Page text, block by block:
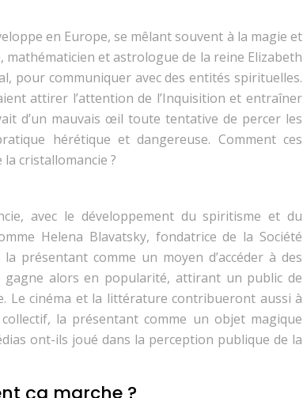
en Europe, se mêlant souvent à la magie et
mathématicien et astrologue de la reine Elizabeth
pour communiquer avec des entités spirituelles.
attirer l’attention de l’Inquisition et entraîner
d’un mauvais œil toute tentative de percer les
hérétique et dangereuse. Comment ces
cristallomancie ?
avec le développement du spiritisme et du
Helena Blavatsky, fondatrice de la Société
présentant comme un moyen d’accéder à des
gagne alors en popularité, attirant un public de
Le cinéma et la littérature contribueront aussi à
la présentant comme un objet magique
ont-ils joué dans la perception publique de la
ça marche ?